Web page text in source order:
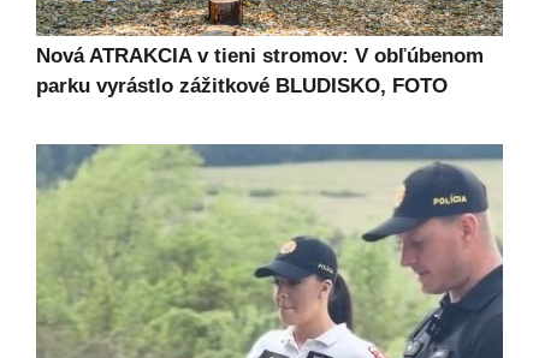
Nová ATRAKCIA v tieni stromov: V obľúbenom
parku vyrástlo zážitkové BLUDISKO, FOTO